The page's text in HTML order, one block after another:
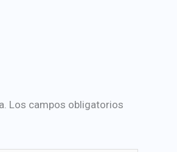
Los campos obligatorios